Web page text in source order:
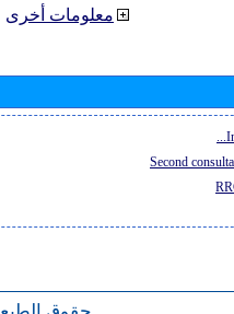
معلومات أخرى
Second